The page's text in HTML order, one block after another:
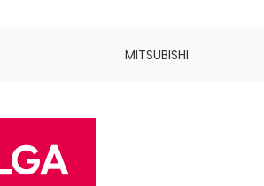
MITSUBISHI